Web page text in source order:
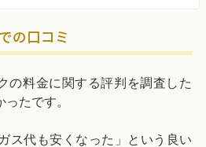
の口コミ
の料金に関する評判を調査した
たです。
ス代も安くなった」という良い